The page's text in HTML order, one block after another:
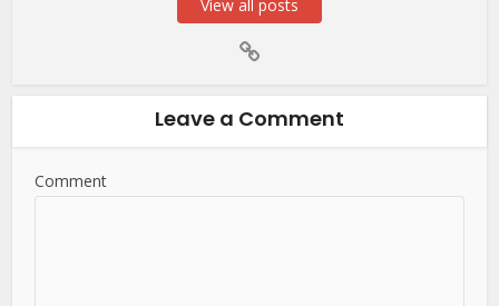
View all posts
Leave a Comment
Comment